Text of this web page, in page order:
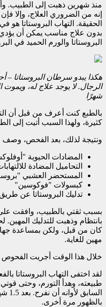
منذ شهرين ذهبت إلى الطبيب.
إنه من الضروري العلاج، وإلا
الحقيقة. التهاب البروستاتا هو
بدون علاج مناسب يمكن أن
البروستاتا والورم الحميد في
هكذا يبدو سرطان البروستاتا –
شهرًا
بالطبع كنت أعرف من قبل أن
كثيرة، ولهذا السبب أتيت إلى
ونتيجة لذلك، بعد الفحص، وصف
المضادات الحيوية
التحاميل المضادة
المستحضر العشبي
كبسولات "فوكوسين"
تدليك البروستاتا عن طريق
بسبب ثقتي بالطبيب، وافقت على
بانتظام وذهبت للتدليك المهين.
كان من قبل، ولكن بمساعدة
مهين للغاية.
خلال هذا الوقت أجريت الفحوص 3 مرات.
لقد اختفى التهاب البروستاتا
طبيعته، وهدأ التورم، وحتى
بالظهور مرة أخرى.